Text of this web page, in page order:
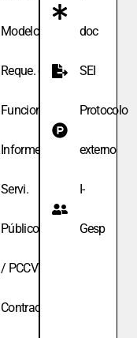
Modelo de
Reque. de
Funcionário
Informe
Servi.
Públicos
/ PCCV
Contracheque
doc
SEI
Protocolo
externo
I-
Gesp